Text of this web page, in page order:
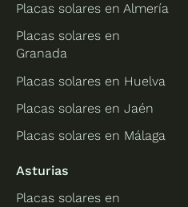
Placas solares en Almería
Placas solares en
Granada
Placas solares en Huelva
Placas solares en Jaén
Placas solares en Málaga
Asturias
Placas solares en